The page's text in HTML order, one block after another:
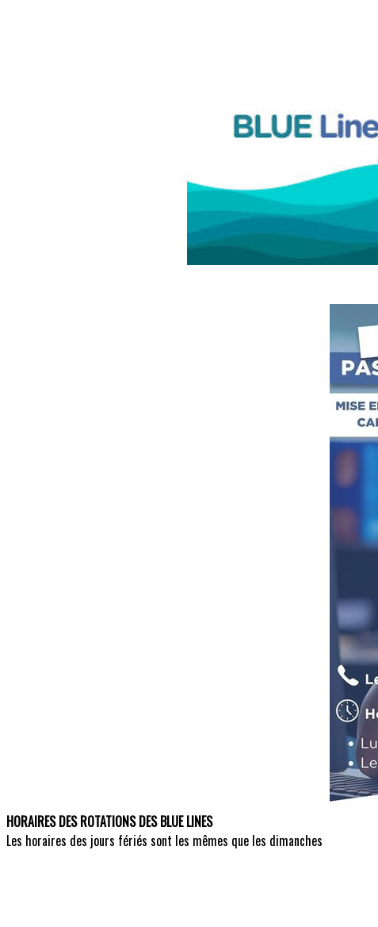
HORAIRES DES ROTATIONS DES BLUE LINES
Les horaires des jours fériés sont les mêmes que les dimanches